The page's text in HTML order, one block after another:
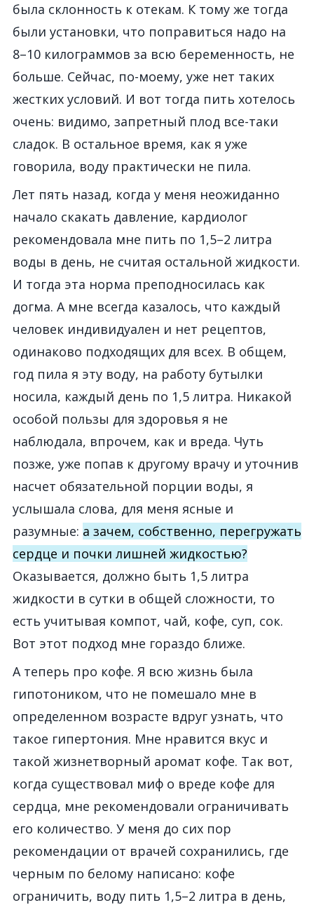
была склонность к отекам. К тому же тогда
были установки, что поправиться надо на
8–10 килограммов за всю беременность, не
больше. Сейчас, по-моему, уже нет таких
жестких условий. И вот тогда пить хотелось
очень: видимо, запретный плод все-таки
сладок. В остальное время, как я уже
говорила, воду практически не пила.
Лет пять назад, когда у меня неожиданно
начало скакать давление, кардиолог
рекомендовала мне пить по 1,5–2 литра
воды в день, не считая остальной жидкости.
И тогда эта норма преподносилась как
догма. А мне всегда казалось, что каждый
человек индивидуален и нет рецептов,
одинаково подходящих для всех. В общем,
год пила я эту воду, на работу бутылки
носила, каждый день по 1,5 литра. Никакой
особой пользы для здоровья я не
наблюдала, впрочем, как и вреда. Чуть
позже, уже попав к другому врачу и уточнив
насчет обязательной порции воды, я
услышала слова, для меня ясные и
разумные: а зачем, собственно, перегружать
сердце и почки лишней жидкостью?
Оказывается, должно быть 1,5 литра
жидкости в сутки в общей сложности, то
есть учитывая компот, чай, кофе, суп, сок.
Вот этот подход мне гораздо ближе.
А теперь про кофе. Я всю жизнь была
гипотоником, что не помешало мне в
определенном возрасте вдруг узнать, что
такое гипертония. Мне нравится вкус и
такой жизнетворный аромат кофе. Так вот,
когда существовал миф о вреде кофе для
сердца, мне рекомендовали ограничивать
его количество. У меня до сих пор
рекомендации от врачей сохранились, где
черным по белому написано: кофе
ограничить, воду пить 1,5–2 литра в день,